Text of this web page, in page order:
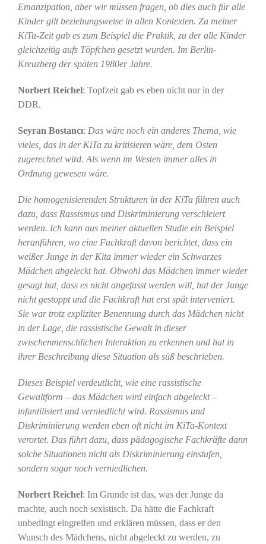
Emanzipation, aber wir müssen fragen, ob dies auch für alle
Kinder gilt beziehungsweise in allen Kontexten. Zu meiner
KiTa-Zeit gab es zum Beispiel die Praktik, zu der alle Kinder
gleichzeitig aufs Töpfchen gesetzt wurden. Im Berlin-
Kreuzberg der späten 1980er Jahre.
Norbert Reichel: Topfzeit gab es eben nicht nur in der
DDR.
Seyran Bostancı: Das wäre noch ein anderes Thema, wie
vieles, das in der KiTa zu kritisieren wäre, dem Osten
zugerechnet wird. Als wenn im Westen immer alles in
Ordnung gewesen wäre.
Die homogenisierenden Strukturen in der KiTa führen auch
dazu, dass Rassismus und Diskriminierung verschleiert
werden. Ich kann aus meiner aktuellen Studie ein Beispiel
heranführen, wo eine Fachkraft davon berichtet, dass ein
weißer Junge in der Kita immer wieder ein Schwarzes
Mädchen abgeleckt hat. Obwohl das Mädchen immer wieder
gesagt hat, dass es nicht angefasst werden will, hat der Junge
nicht gestoppt und die Fachkraft hat erst spät interveniert.
Sie war trotz expliziter Benennung durch das Mädchen nicht
in der Lage, die rassistische Gewalt in dieser
zwischenmenschlichen Interaktion zu erkennen und hat in
ihrer Beschreibung diese Situation als süß beschrieben.
Dieses Beispiel verdeutlicht, wie eine rassistische
Gewaltform – das Mädchen wird einfach abgeleckt –
infantilisiert und verniedlicht wird. Rassismus und
Diskriminierung werden eben oft nicht im KiTa-Kontext
verortet. Das führt dazu, dass pädagogische Fachkräfte dann
solche Situationen nicht als Diskriminierung einstufen,
sondern sogar noch verniedlichen.
Norbert Reichel: Im Grunde ist das, was der Junge da
machte, auch noch sexistisch. Da hätte die Fachkraft
unbedingt eingreifen und erklären müssen, dass er den
Wunsch des Mädchens, nicht abgeleckt zu werden, zu